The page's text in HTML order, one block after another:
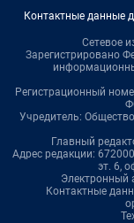
Контактные данные
Сетевое
Зарегистрировано
Регистрационный
Учредитель:
Главный
Адрес редакции:
эт. 6,
Электронный
Контактные